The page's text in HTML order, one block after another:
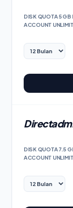
DISK QUOTA 5 GB
ACCOUNT
DISK QUOTA 7.5
ACCOUNT